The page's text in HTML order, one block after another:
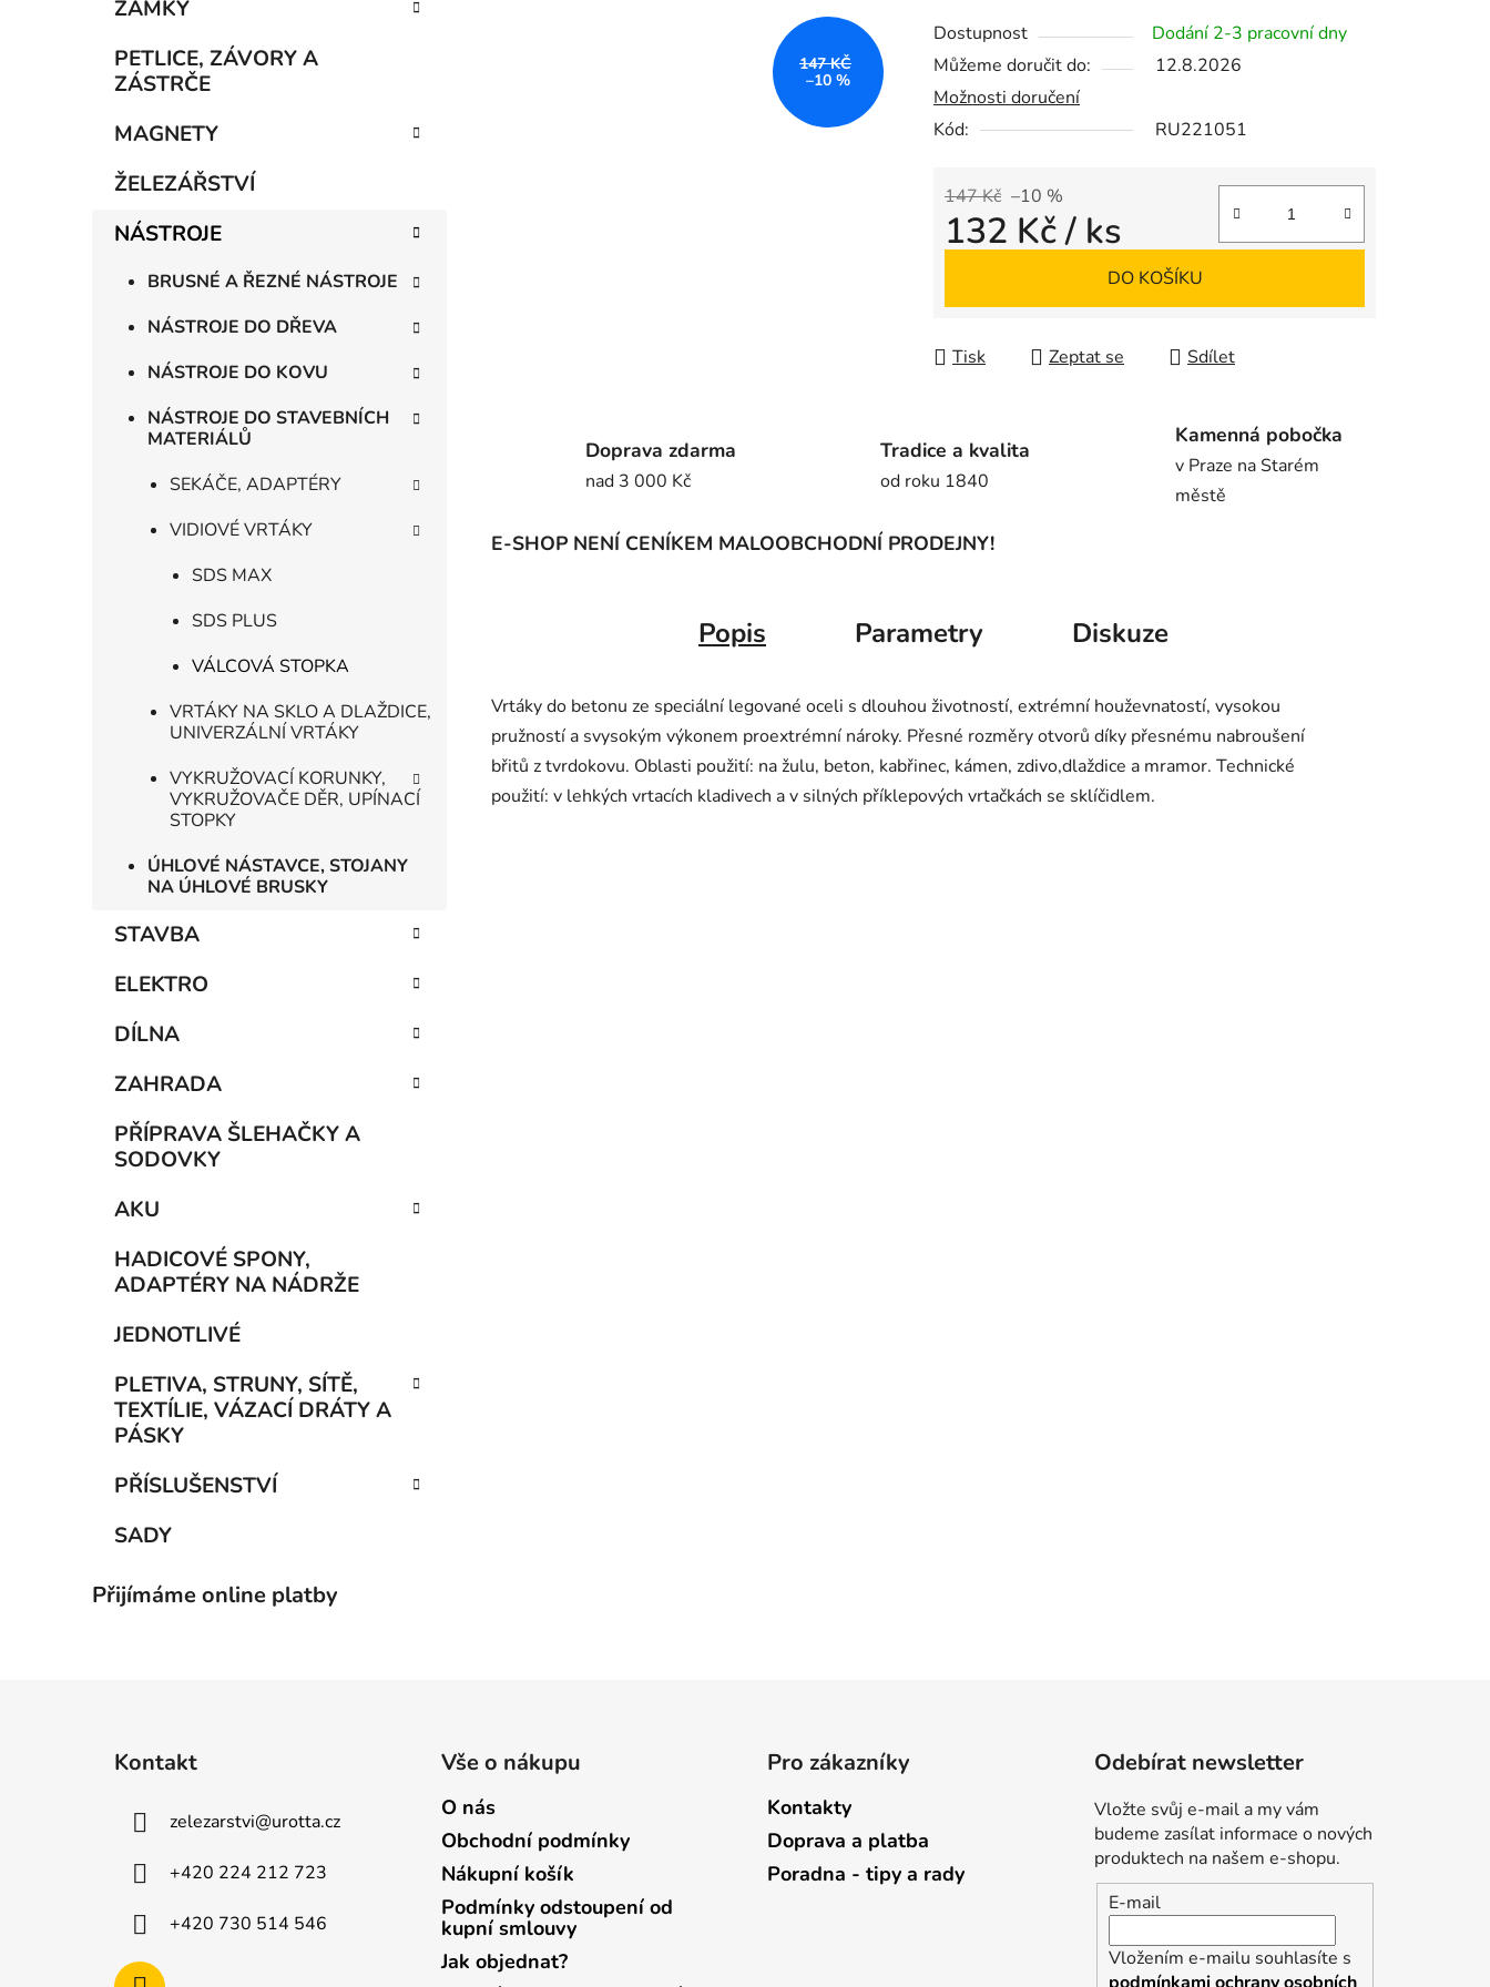
ZÁMKY
PETLICE, ZÁVORY A
ZÁSTRČE
MAGNETY
ŽELEZÁŘSTVÍ
NÁSTROJE
BRUSNÉ A ŘEZNÉ NÁSTROJE
NÁSTROJE DO DŘEVA
NÁSTROJE DO KOVU
NÁSTROJE DO STAVEBNÍCH
MATERIÁLŮ
SEKÁČE, ADAPTÉRY
VIDIOVÉ VRTÁKY
SDS MAX
SDS PLUS
VÁLCOVÁ STOPKA
VRTÁKY NA SKLO A DLAŽDICE,
UNIVERZÁLNÍ VRTÁKY
VYKRUŽOVACÍ KORUNKY,
VYKRUŽOVAČE DĚR, UPÍNACÍ
STOPKY
ÚHLOVÉ NÁSTAVCE, STOJANY
NA ÚHLOVÉ BRUSKY
STAVBA
ELEKTRO
DÍLNA
ZAHRADA
PŘÍPRAVA ŠLEHAČKY A
SODOVKY
AKU
HADICOVÉ SPONY,
ADAPTÉRY NA NÁDRŽE
JEDNOTLIVÉ
PLETIVA, STRUNY, SÍTĚ,
TEXTÍLIE, VÁZACÍ DRÁTY A
PÁSKY
PŘÍSLUŠENSTVÍ
SADY
Přijímáme online platby
je
0,0
z
5
Dostupnost
Dodání 2-3 pracovní dny
Můžeme doručit do:
12.8.2026
Možnosti doručení
Kód:
RU221051
147 Kč –10 %
132 Kč/ ks
DO KOŠÍKU
Tisk Zeptat se Sdílet
147 KČ
–10 %
Doprava zdarma
nad 3 000 Kč
Tradice a kvalita
od roku 1840
Kamenná pobočka
v Praze na Starém
městě
E-SHOP NENÍ CENÍKEM MALOOBCHODNÍ PRODEJNY!
Popis Parametry Diskuze
Vrtáky do betonu ze speciální legované oceli s dlouhou životností, extrémní houževnatostí, vysokou
pružností a svysokým výkonem proextrémní nároky. Přesné rozměry otvorů díky přesnému nabroušení
břitů z tvrdokovu. Oblasti použití: na žulu, beton, kabřinec, kámen, zdivo,dlaždice a mramor. Technické
použití: v lehkých vrtacích kladivech a v silných příklepových vrtačkách se sklíčidlem.
Kontakt
zelezarstvi@urotta.cz
+420 224 212 723
+420 730 514 546
Vše o nákupu
O nás
Obchodní podmínky
Nákupní košík
Podmínky odstoupení od
kupní smlouvy
Jak objednat?
Pro zákazníky
Kontakty
Doprava a platba
Poradna - tipy a rady
Odebírat newsletter
Vložte svůj e-mail a my vám
budeme zasílat informace o nových
produktech na našem e-shopu.
E-mail
Vložením e-mailu souhlasíte s